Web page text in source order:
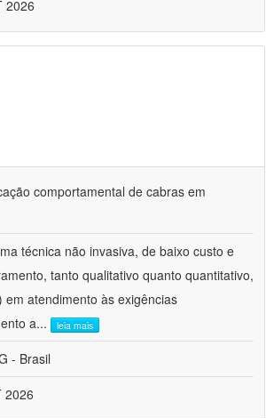
2026
comportamental de cabras em
técnica não invasiva, de baixo custo e
tanto qualitativo quanto quantitativo,
atendimento às exigências
a... leia mais
- Brasil
2026